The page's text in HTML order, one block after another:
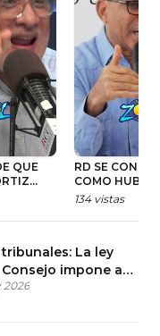
QUE
A
RD SE
COMO HUB
LOGÍSTICO
IMPORTACIÓN
134 vistas
La ley
impone a
2026